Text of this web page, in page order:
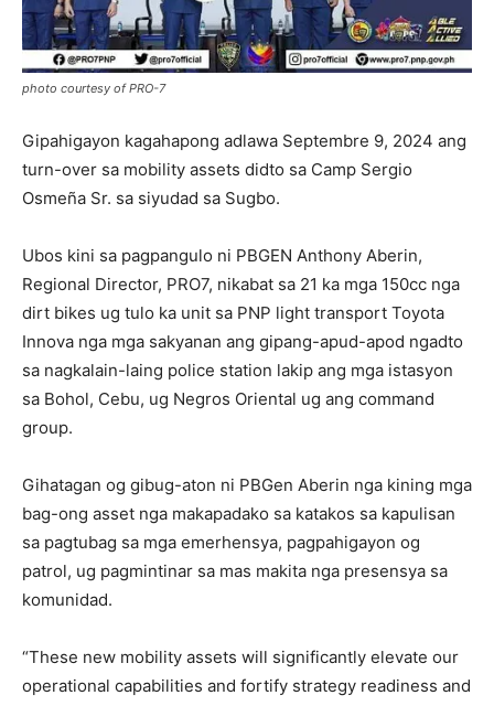
photo courtesy of PRO-7
Gipahigayon kagahapong adlawa Septembre 9, 2024 ang
turn-over sa mobility assets didto sa Camp Sergio
Osmeña Sr. sa siyudad sa Sugbo.
Ubos kini sa pagpangulo ni PBGEN Anthony Aberin,
Regional Director, PRO7, nikabat sa 21 ka mga 150cc nga
dirt bikes ug tulo ka unit sa PNP light transport Toyota
Innova nga mga sakyanan ang gipang-apud-apod ngadto
sa nagkalain-laing police station lakip ang mga istasyon
sa Bohol, Cebu, ug Negros Oriental ug ang command
group.
Gihatagan og gibug-aton ni PBGen Aberin nga kining mga
bag-ong asset nga makapadako sa katakos sa kapulisan
sa pagtubag sa mga emerhensya, pagpahigayon og
patrol, ug pagmintinar sa mas makita nga presensya sa
komunidad.
“These new mobility assets will significantly elevate our
operational capabilities and fortify strategy readiness and